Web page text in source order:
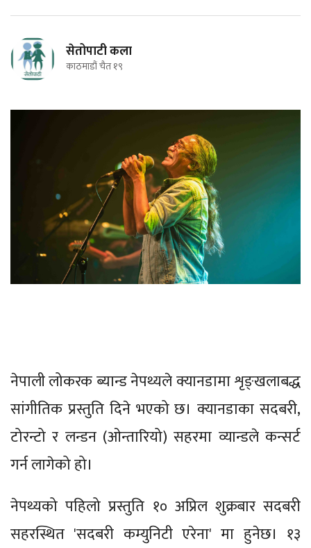
सेतोपाटी कला
काठमाडौं चैत १९
नेपाली लोकरक ब्यान्ड नेपथ्यले क्यानडामा शृङ्खलाबद्ध
सांगीतिक प्रस्तुति दिने भएको छ। क्यानडाका सदबरी,
टोरन्टो र लन्डन (ओन्तारियो) सहरमा व्यान्डले कन्सर्ट
गर्न लागेको हो।
नेपथ्यको पहिलो प्रस्तुति १० अप्रिल शुक्रबार सदबरी
सहरस्थित 'सदबरी कम्युनिटी एरेना' मा हुनेछ। १३